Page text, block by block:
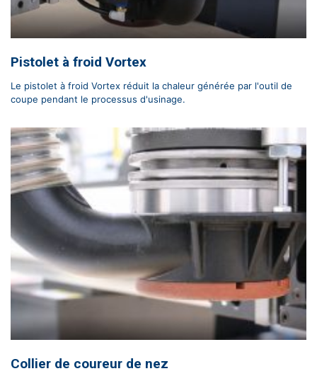
Pistolet à froid Vortex
Le pistolet à froid Vortex réduit la chaleur générée par l'outil de
coupe pendant le processus d'usinage.
Collier de coureur de nez